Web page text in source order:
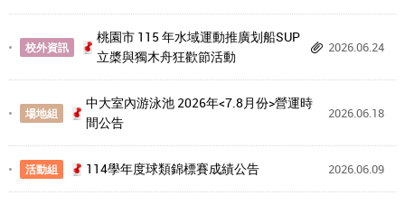
校外資訊
桃園市 115 年水域運動推廣划船SUP
立槳與獨木舟狂歡節活動
2026.06.24
場地組
中大室內游泳池 2026年<7.8月份>營運時
間公告
2026.06.18
活動組 114學年度球類錦標賽成績公告 2026.06.09